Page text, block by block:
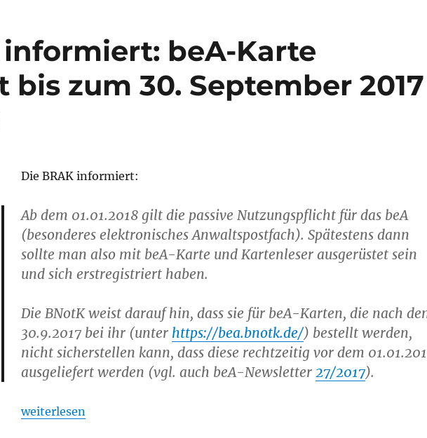
informiert: beA-Karte
zum 30. September 2017
Die BRAK informiert:
Ab dem 01.01.2018 gilt die passive Nutzungspflicht für das beA
(besonderes elektronisches Anwaltspostfach). Spätestens dann
sollte man also mit beA-Karte und Kartenleser ausgerüstet sein
und sich erstregistriert haben.
Die BNotK weist darauf hin, dass sie für beA-Karten, die nach
30.9.2017 bei ihr (unter https://bea.bnotk.de/) bestellt werden,
nicht sicherstellen kann, dass diese rechtzeitig vor dem
ausgeliefert werden (vgl. auch beA-Newsletter 27/2017).
„Die BRAK informiert: beA-Karte unbedingt bis zum 30. September 2017
weiterlesen